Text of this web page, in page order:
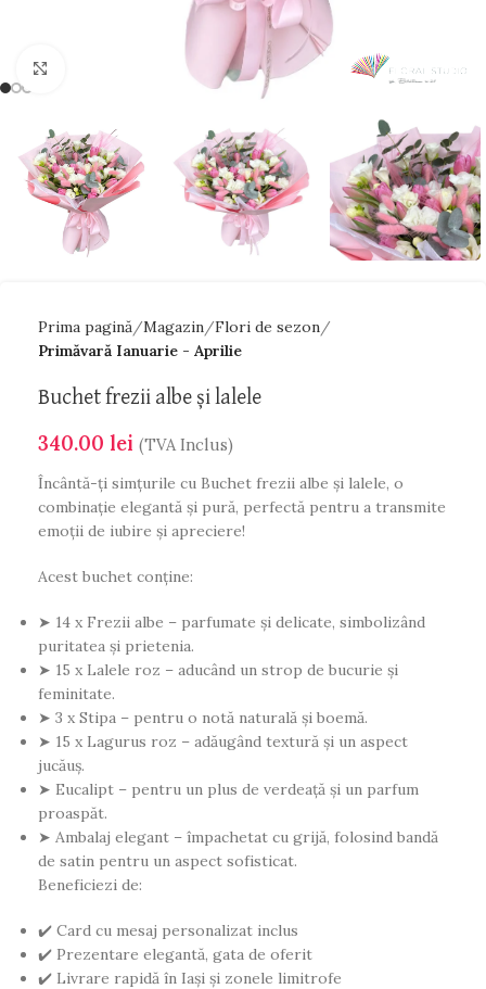
Faceți click pentru a mări
Prima pagină Magazin Flori de sezon
Primăvară Ianuarie - Aprilie
Buchet frezii albe și lalele
340.00 lei (TVA Inclus)
Încântă-ți simțurile cu Buchet frezii albe și lalele, o
combinație elegantă și pură, perfectă pentru a transmite
emoții de iubire și apreciere!
Acest buchet conține:
➤ 14 x Frezii albe – parfumate și delicate, simbolizând
puritatea și prietenia.
➤ 15 x Lalele roz – aducând un strop de bucurie și
feminitate.
➤ 3 x Stipa – pentru o notă naturală și boemă.
➤ 15 x Lagurus roz – adăugând textură și un aspect
jucăuș.
➤ Eucalipt – pentru un plus de verdeață și un parfum
proaspăt.
➤ Ambalaj elegant – împachetat cu grijă, folosind bandă
de satin pentru un aspect sofisticat.
Beneficiezi de:
✔️ Card cu mesaj personalizat inclus
✔️ Prezentare elegantă, gata de oferit
✔️ Livrare rapidă în Iași și zonele limitrofe